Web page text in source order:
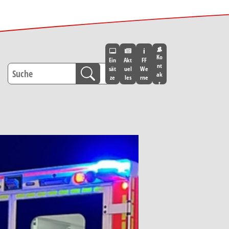
Ein
sät
ze
Akt
uel
les
FF
We
rne
Ko
nt
ak
t